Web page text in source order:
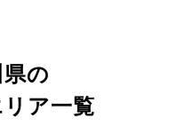
の
ア一覧